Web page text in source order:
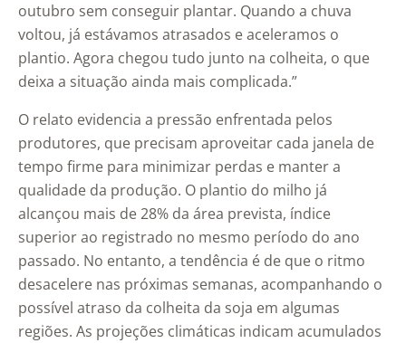
outubro sem conseguir plantar. Quando a chuva
voltou, já estávamos atrasados e aceleramos o
plantio. Agora chegou tudo junto na colheita, o que
deixa a situação ainda mais complicada.”
O relato evidencia a pressão enfrentada pelos
produtores, que precisam aproveitar cada janela de
tempo firme para minimizar perdas e manter a
qualidade da produção. O plantio do milho já
alcançou mais de 28% da área prevista, índice
superior ao registrado no mesmo período do ano
passado. No entanto, a tendência é de que o ritmo
desacelere nas próximas semanas, acompanhando o
possível atraso da colheita da soja em algumas
regiões. As projeções climáticas indicam acumulados